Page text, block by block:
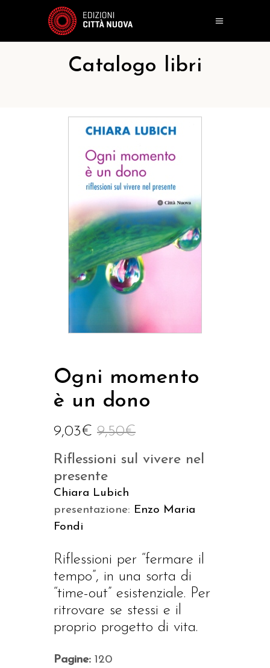
Catalogo libri
Ogni momento
è un dono
9,50€
9,03€
Riflessioni sul vivere nel
presente
Chiara Lubich
presentazione: Enzo Maria
Fondi
Riflessioni per “fermare il
tempo”, in una sorta di
“time-out” esistenziale. Per
ritrovare se stessi e il
proprio progetto di vita.
Pagine: 120